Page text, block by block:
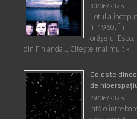
30/06/2025
Totul a început
în 1960. În
orășelul Esbo,
din Finlanda …Citește mai mult »
Ce este
de
29/06/2025
Iată o